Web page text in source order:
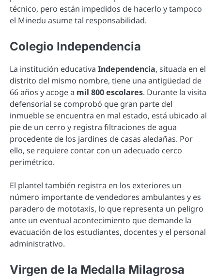
técnico, pero están impedidos de hacerlo y tampoco
el Minedu asume tal responsabilidad.
Colegio Independencia
La institución educativa Independencia, situada en el
distrito del mismo nombre, tiene una antigüedad de
66 años y acoge a mil 800 escolares. Durante la visita
defensorial se comprobó que gran parte del
inmueble se encuentra en mal estado, está ubicado al
pie de un cerro y registra filtraciones de agua
procedente de los jardines de casas aledañas. Por
ello, se requiere contar con un adecuado cerco
perimétrico.
El plantel también registra en los exteriores un
número importante de vendedores ambulantes y es
paradero de mototaxis, lo que representa un peligro
ante un eventual acontecimiento que demande la
evacuación de los estudiantes, docentes y el personal
administrativo.
Virgen de la Medalla Milagrosa